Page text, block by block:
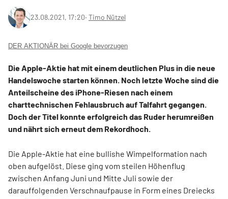
23.08.2021, 17:20‧ Timo Nützel
DER AKTIONÄR bei Google bevorzugen
Die Apple-Aktie hat mit einem deutlichen Plus in die neue
Handelswoche starten können. Noch letzte Woche sind die
Anteilscheine des iPhone-Riesen nach einem
charttechnischen Fehlausbruch auf Talfahrt gegangen.
Doch der Titel konnte erfolgreich das Ruder herumreißen
und nährt sich erneut dem Rekordhoch.
Die Apple-Aktie hat eine bullishe Wimpelformation nach
oben aufgelöst. Diese ging vom steilen Höhenflug
zwischen Anfang Juni und Mitte Juli sowie der
darauffolgenden Verschnaufpause in Form eines Dreiecks